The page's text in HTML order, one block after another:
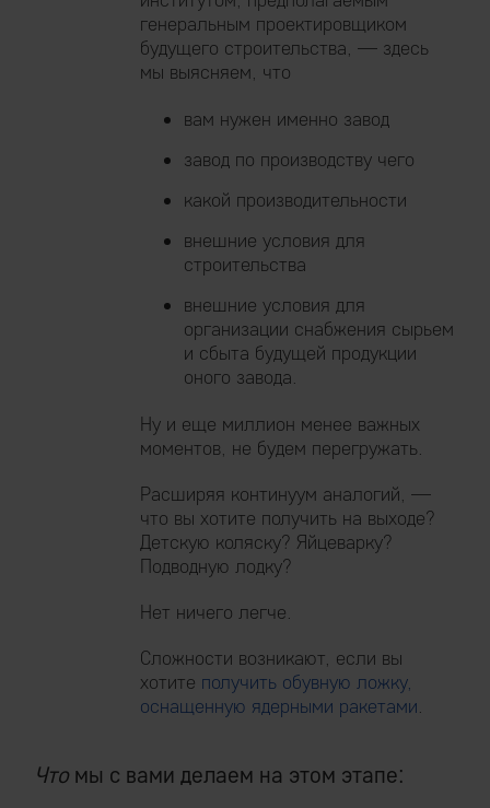
генеральным проектировщиком
будущего строительства, — здесь
мы выясняем, что
вам нужен именно завод
завод по производству чего
какой производительности
внешние условия для
строительства
внешние условия для
организации снабжения сырьем
и сбыта будущей продукции
оного завода.
Ну и еще миллион менее важных
моментов, не будем перегружать.
Расширяя континуум аналогий, —
что вы хотите получить на выходе?
Детскую коляску? Яйцеварку?
Подводную лодку?
Нет ничего легче.
Сложности возникают, если вы
хотите получить обувную ложку,
оснащенную ядерными ракетами.
Что мы с вами делаем на этом этапе: